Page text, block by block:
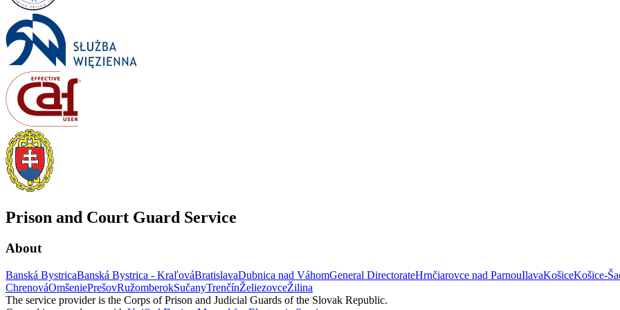
Prison and Court Guard Service
About
Banská BystricaBanská Bystrica - KraľováBratislavaDubnica nad VáhomGeneral DirectorateHrnčiarovce nad ParnouIlavaKošiceKošice-
ChrenováOmšeniePrešovRužomberokSučanyTrenčínŽeliezovceŽilina
The service provider is the Corps of Prison and Judicial Guards of the Slovak Republic.